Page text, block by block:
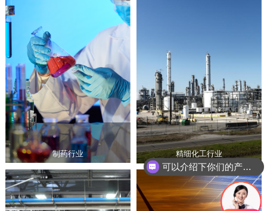
制药行业 精细化工行业
可以介绍下你们的产品么